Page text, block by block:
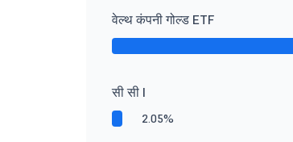
वेल्थ कंपनी गोल्ड ETF
सी सी I
2.05%